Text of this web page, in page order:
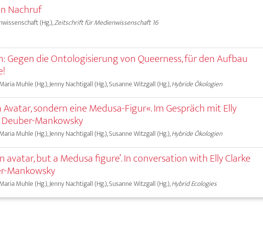
Nachruf
(Hg.),Zeitschrift für Medienwissenschaft 16
Gegen die Ontologisierung von Queerness, für den Aufbau
Muhle (Hg.), Jenny Nachtigall (Hg.), Susanne Witzgall (Hg.),Hybride Ökologien
sondern eine Medusa-Figur«. Im Gespräch mit Elly
Mankowsky
Muhle (Hg.), Jenny Nachtigall (Hg.), Susanne Witzgall (Hg.),Hybride Ökologien
avatar, but a Medusa figure’. In conversation with Elly Clarke
Mankowsky
Muhle (Hg.), Jenny Nachtigall (Hg.), Susanne Witzgall (Hg.),Hybrid Ecologies